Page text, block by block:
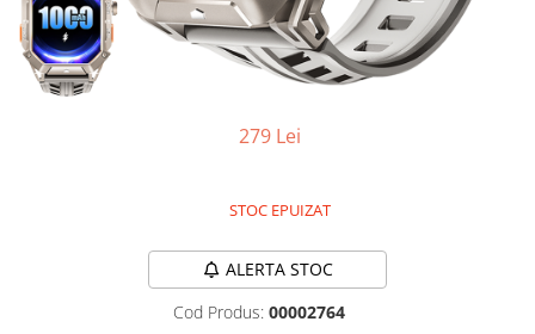
Blender
Aparate de Cafea
Aspiratoare Verticale
Roboți Curătenie
279 Lei
STOC EPUIZAT
ALERTA STOC
Cod Produs: 00002764